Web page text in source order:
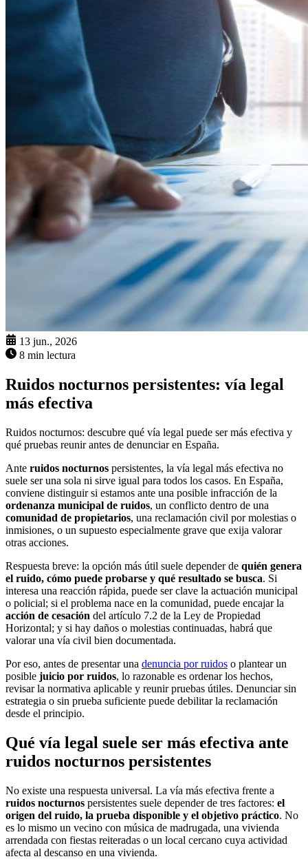
13 jun., 2026
8 min lectura
Ruidos nocturnos persistentes: vía legal
más efectiva
Ruidos nocturnos: descubre qué vía legal puede ser más efectiva y
qué pruebas reunir antes de denunciar en España.
Ante ruidos nocturnos persistentes, la vía legal más efectiva no
suele ser una sola ni sirve igual para todos los casos. En España,
conviene distinguir si estamos ante una posible infracción de la
ordenanza municipal de ruidos, un conflicto dentro de una
comunidad de propietarios, una reclamación civil por molestias o
inmisiones, o un supuesto especialmente grave que exija valorar
otras acciones.
Respuesta breve: la opción más útil suele depender de quién genera
el ruido, cómo puede probarse y qué resultado se busca. Si
interesa una reacción rápida, puede ser clave la actuación municipal
o policial; si el problema nace en la comunidad, puede encajar la
acción de cesación del artículo 7.2 de la Ley de Propiedad
Horizontal; y si hay daños o molestias continuadas, habrá que
valorar una vía civil bien documentada.
Por eso, antes de presentar una denuncia por ruidos o plantear un
posible juicio por ruidos, lo razonable es ordenar los hechos,
revisar la normativa aplicable y reunir pruebas útiles. Denunciar sin
estrategia o sin prueba suficiente puede debilitar la reclamación
desde el principio.
Qué vía legal suele ser más efectiva ante
ruidos nocturnos persistentes
No existe una respuesta universal. La vía más efectiva frente a
ruidos nocturnos persistentes suele depender de tres factores: el
origen del ruido, la prueba disponible y el objetivo práctico. No
es lo mismo un vecino con música de madrugada, una vivienda
arrendada con fiestas reiteradas o un local cercano cuya actividad
afecta al descanso en una vivienda.